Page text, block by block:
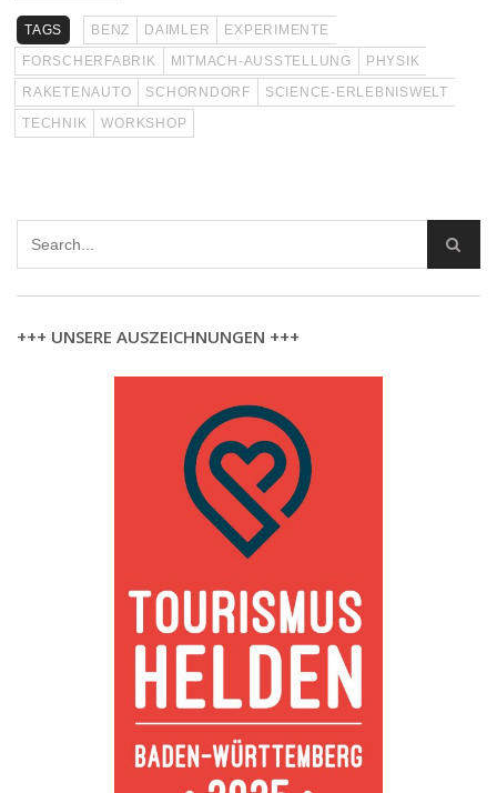
TAGS BENZ DAIMLER
EXPERIMENTE
FORSCHERFABRIK
MITMACH-AUSSTELLUNG
PHYSIK
RAKETENAUTO
SCHORNDORF
SCIENCE-ERLEBNISWELT
TECHNIK
WORKSHOP
+++ UNSERE AUSZEICHNUNGEN +++